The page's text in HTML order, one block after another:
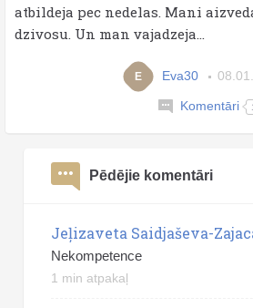
atbildeja pec nedelas. Mani
dzivosu. Un man vajadzeja...
E Eva30
Komentāri
Pēdējie komentāri
Jeļizaveta Saidjaševa-
Nekompetence
1 min atpakaļ